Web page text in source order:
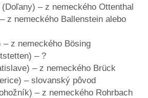
(Doľany) – z nemeckého Ottenthal
z nemeckého Ballenstein alebo
– z nemeckého Bösing
– ?
– z nemeckého Brück
– slovanský pôvod
– z nemeckého Rohrbach